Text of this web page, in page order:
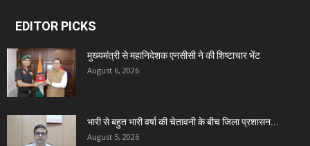
EDITOR PICKS
मुख्यमंत्री से महानिदेशक एनसीसी ने की शिष्टाचार भेंट
August 6, 2026
भारी से बहुत भारी वर्षा की चेतावनी के बीच जिला प्रशासन...
August 5, 2026